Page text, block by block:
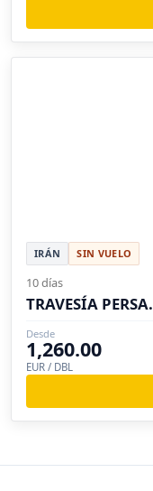
IRÁN SIN VUELO
10 días
TRAVESÍA PERSA.
Desde
1,260.00
EUR / DBL